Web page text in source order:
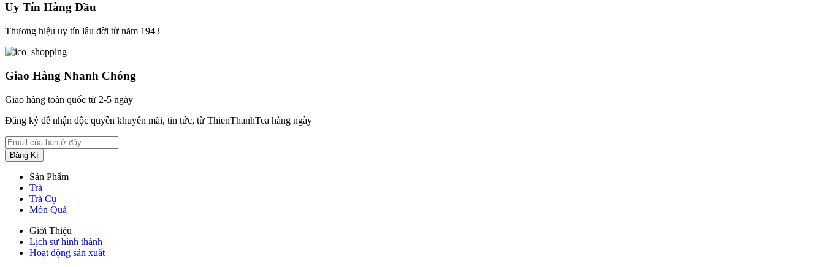
Uy Tín Hàng Đầu
Thương hiệu uy tín lâu đời từ năm 1943
Giao Hàng Nhanh Chóng
Giao hàng toàn quốc từ 2-5 ngày
Đăng ký để nhận độc quyền khuyến mãi, tin tức, từ ThienThanhTea hàng ngày
Sản Phẩm
Trà
Trà Cụ
Món Quà
Giới Thiệu
Lịch sử hình thành
Hoạt động sản xuất